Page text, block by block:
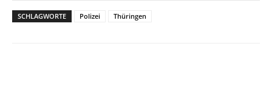
SCHLAGWORTE Polizei Thüringen